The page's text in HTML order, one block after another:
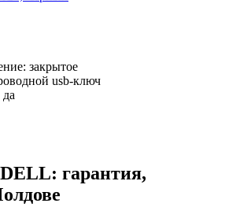
закрытое
usb-ключ
да
гарантия,